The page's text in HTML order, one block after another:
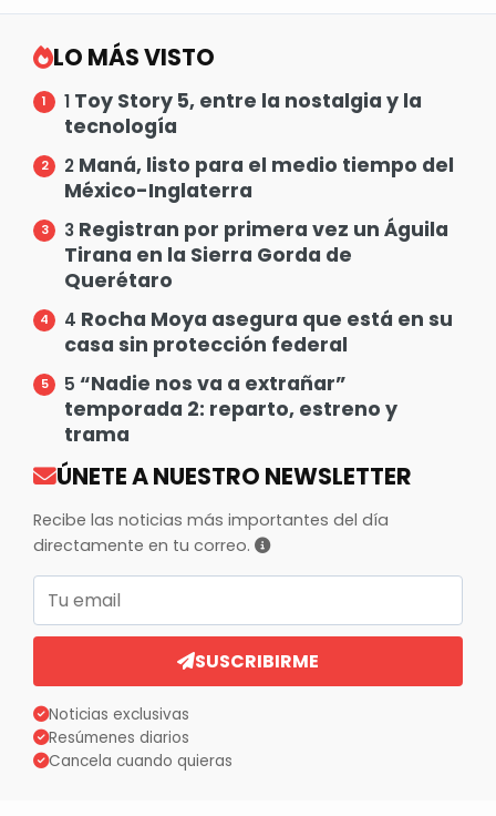
LO MÁS VISTO
1 Toy Story 5, entre la nostalgia y la
tecnología
2 Maná, listo para el medio tiempo del
México-Inglaterra
3 Registran por primera vez un Águila
Tirana en la Sierra Gorda de
Querétaro
4 Rocha Moya asegura que está en su
casa sin protección federal
5 “Nadie nos va a extrañar”
temporada 2: reparto, estreno y
trama
ÚNETE A NUESTRO NEWSLETTER
Recibe las noticias más importantes del día
directamente en tu correo.
Correo electrónico
SUSCRIBIRME
Noticias exclusivas
Resúmenes diarios
Cancela cuando quieras